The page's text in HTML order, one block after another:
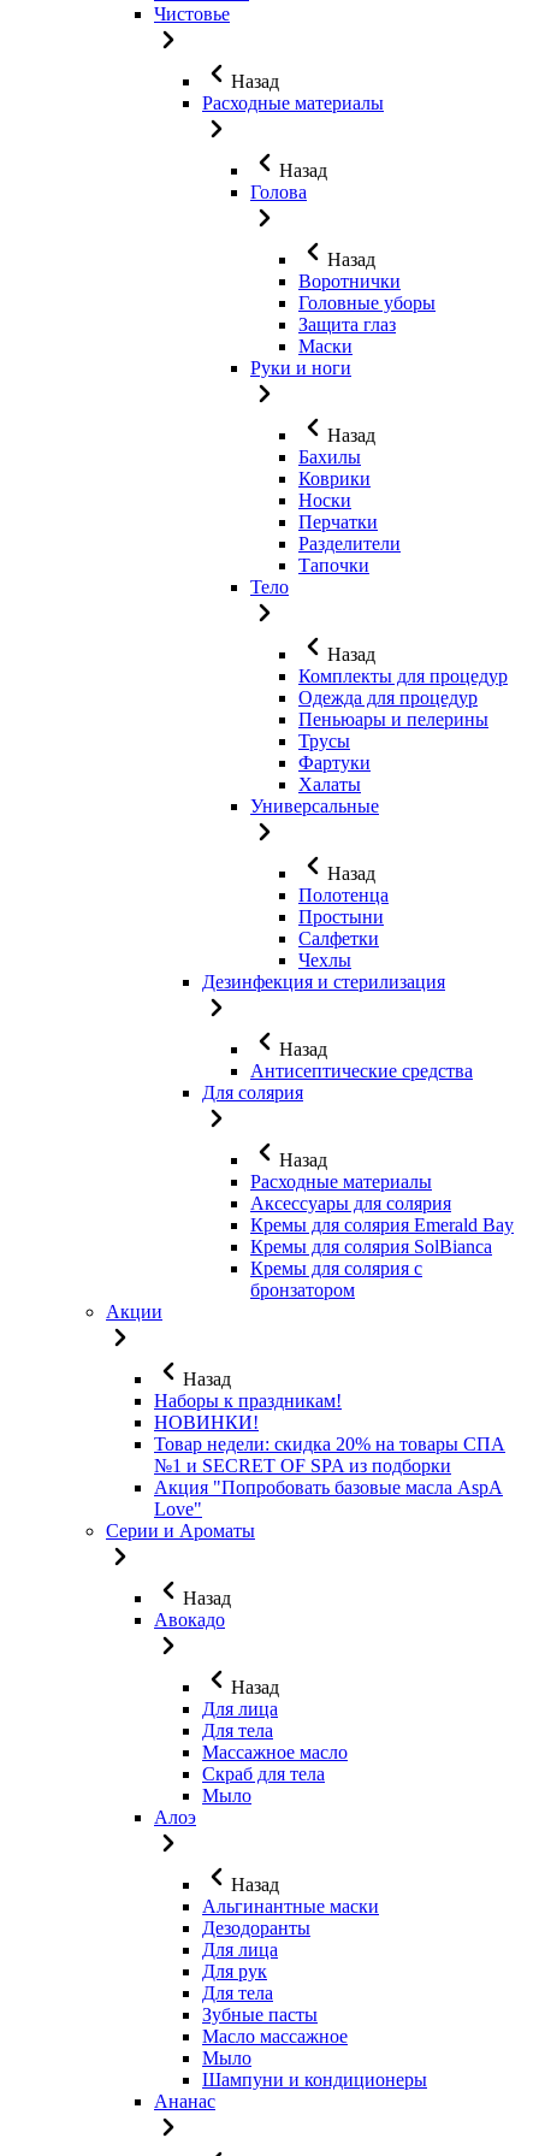
Чистовье
Назад
Расходные материалы
Назад
Голова
Назад
Воротнички
Головные уборы
Защита глаз
Маски
Руки и ноги
Назад
Бахилы
Коврики
Носки
Перчатки
Разделители
Тапочки
Тело
Назад
Комплекты для процедур
Одежда для процедур
Пеньюары и пелерины
Трусы
Фартуки
Халаты
Универсальные
Назад
Полотенца
Простыни
Салфетки
Чехлы
Дезинфекция и стерилизация
Назад
Антисептические средства
Для солярия
Назад
Расходные материалы
Аксессуары для солярия
Кремы для солярия Emerald Bay
Кремы для солярия SolBianca
Кремы для солярия с
бронзатором
Акции
Назад
Наборы к праздникам!
НОВИНКИ!
Товар недели: скидка 20% на товары СПА
№1 и SECRET OF SPA из подборки
Акция "Попробовать базовые масла AspA
Love"
Серии и Ароматы
Назад
Авокадо
Назад
Для лица
Для тела
Массажное масло
Скраб для тела
Мыло
Алоэ
Назад
Альгинантные маски
Дезодоранты
Для лица
Для рук
Для тела
Зубные пасты
Масло массажное
Мыло
Шампуни и кондиционеры
Ананас